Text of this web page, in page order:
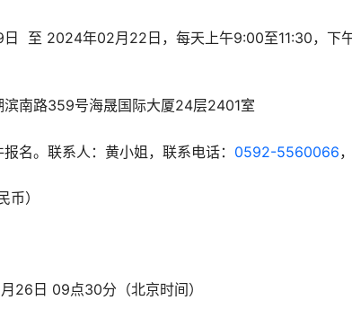
至 2024年02月22日，每天上午9:00至11:30，下
滨南路359号海晟国际大厦24层2401室
名。联系人：黄小姐，联系电话： 0592-5560066
）
26日 09点30分（北京时间）